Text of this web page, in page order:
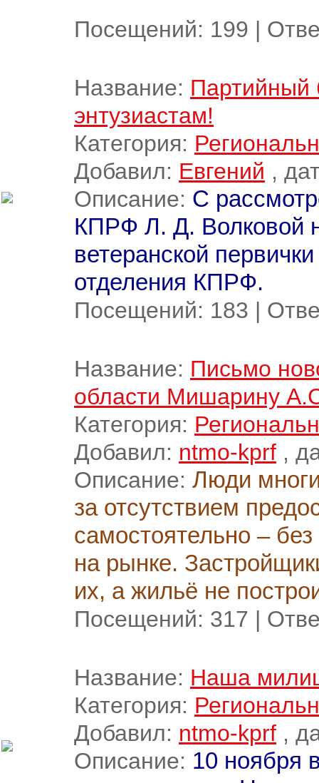
Посещений: 199 |
Название: Партийный
энтузиастам!
Категория:
Добавил: Евгений ,
Описание: С
КПРФ Л. Д. Волковой
ветеранской
отделения КПРФ.
Посещений: 183 |
Название: Письмо
области Мишарину
Категория:
Добавил: ntmo-kprf ,
Описание: Люди
за отсутствием
самостоятельно –
на рынке.
их, а жильё не
Посещений: 317 |
Название: Наша
Категория:
Добавил: ntmo-kprf ,
Описание: 10 ноября